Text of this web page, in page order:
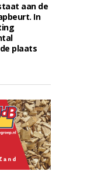
aan de
In
plaats